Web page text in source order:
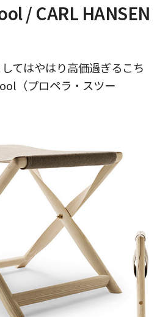
/ CARL HANSEN
てはやはり高価過ぎるこち
（プロペラ・スツー